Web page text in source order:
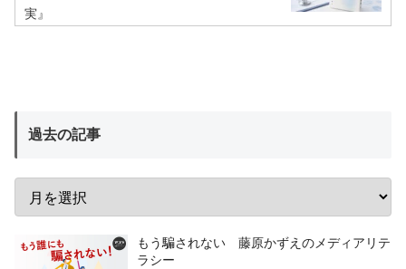
実』
過去の記事
もう騙されない 藤原かずえのメディアリテ
ラシー